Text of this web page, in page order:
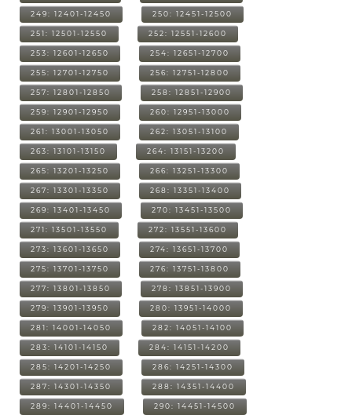
249: 12401-12450 250: 12451-12500
251: 12501-12550 252: 12551-12600
253: 12601-12650 254: 12651-12700
255: 12701-12750 256: 12751-12800
257: 12801-12850 258: 12851-12900
259: 12901-12950 260: 12951-13000
261: 13001-13050 262: 13051-13100
263: 13101-13150 264: 13151-13200
265: 13201-13250 266: 13251-13300
267: 13301-13350 268: 13351-13400
269: 13401-13450 270: 13451-13500
271: 13501-13550 272: 13551-13600
273: 13601-13650 274: 13651-13700
275: 13701-13750 276: 13751-13800
277: 13801-13850 278: 13851-13900
279: 13901-13950 280: 13951-14000
281: 14001-14050 282: 14051-14100
283: 14101-14150 284: 14151-14200
285: 14201-14250 286: 14251-14300
287: 14301-14350 288: 14351-14400
289: 14401-14450 290: 14451-14500